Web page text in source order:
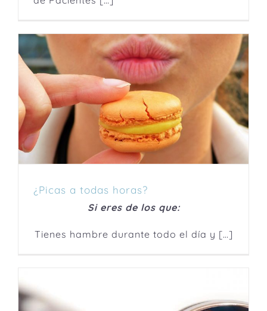
¿Picas a todas horas?
Si eres de los que:
Tienes hambre durante todo el día y […]